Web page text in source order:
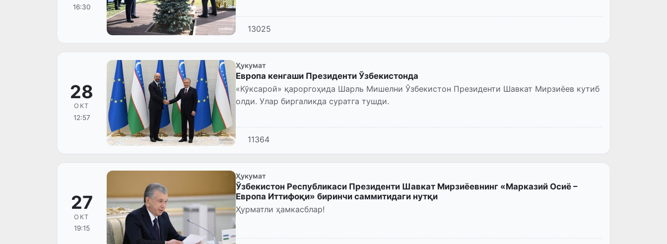
16:30
13025
28
ОКТ
12:57
Ҳукумат
Европа кенгаши Президенти Ўзбекистонда
«Кўксарой» қароргоҳида Шарль Мишелни Ўзбекистон Президенти Шавкат Мирзиёев кутиб
олди. Улар биргаликда суратга тушди.
11364
27
ОКТ
19:15
Ҳукумат
Ўзбекистон Республикаси Президенти Шавкат Мирзиёевнинг «Марказий Осиё –
Европа Иттифоқи» биринчи саммитидаги нутқи
Ҳурматли ҳамкасблар!